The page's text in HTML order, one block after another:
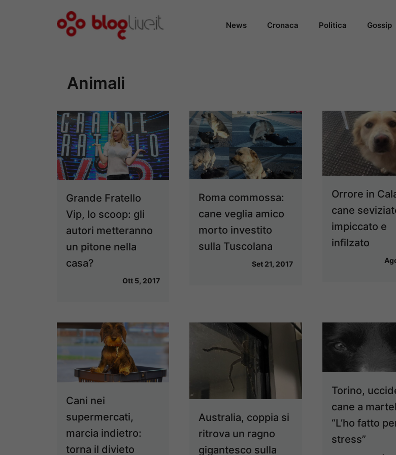
News Cronaca Politica Gossip
Animali
Grande Fratello
Vip, lo scoop: gli
autori metteranno
un pitone nella
casa?
Ott 5, 2017
Roma commossa:
cane veglia amico
morto investito
sulla Tuscolana
Set 21, 2017
Orrore in
cane
impiccato e
infilzato
Cani nei
supermercati,
marcia indietro:
torna il divieto
Australia, coppia si
ritrova un ragno
gigantesco sulla
Torino,
cane a
“L’ho fatto
stress”